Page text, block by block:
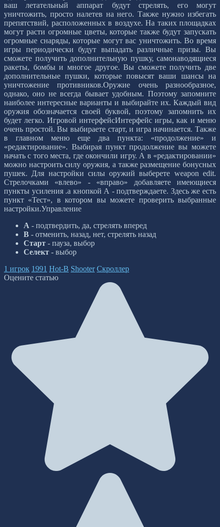
ваш летательный аппарат будут стрелять, его могут
уничтожить, просто налетев на него. Также нужно избегать
препятствий, расположенных в воздухе. На таких площадках
могут расти огромные цветы, которые также будут запускать
огромные снаряды, которые могут вас уничтожить. Во время
игры периодически будут выпадать различные призы. Вы
сможете получить дополнительную пушку, самонаводящиеся
ракеты, бомбы и многое другое. Вы сможете получить две
дополнительные пушки, которые повысят ваши шансы на
уничтожение противников.Оружие очень разнообразное,
однако, оно не всегда бывает удобным. Поэтому запомните
наиболее интересные варианты и выбирайте их. Каждый вид
оружия обозначается своей буквой, поэтому запомнить их
будет легко. Игровой интерфейсИнтерфейс игры, как и меню
очень простой. Вы выбираете старт, и игра начинается. Также
в главном меню еще два пункта: «продолжение» и
«редактирование». Выбирая пункт продолжение вы можете
начать с того места, где окончили игру. А в «редактировании»
можно настроить силу оружия, а также размещение бонусных
пушек. Для настройки силы оружий выберете weapon edit.
Стрелочками «влево» - «вправо» добавляете имеющиеся
пункты усиления .а кнопкой А - подтверждаете. Здесь же есть
пункт «Тест», в котором вы можете проверить выбранные
настройки.Управление
А - подтвердить, да, стрелять вперед
В - отменить, назад, нет, стрелять назад
Старт - пауза, выбор
Селект - выбор
1 игрок 1991 Hot-B Shooter Скроллер
Оцените статью